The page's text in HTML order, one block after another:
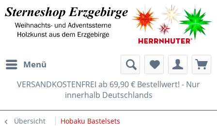
Menü
VERSANDKOSTENFREI ab 69,90 € Bestellwert! - Nur
innerhalb Deutschlands
Übersicht Hobaku Bastelsets